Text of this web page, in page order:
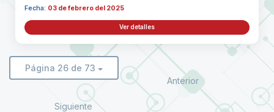
Fecha: 03 de febrero del 2025
Ver detalles
Página 26 de 73
Anterior
Siguiente